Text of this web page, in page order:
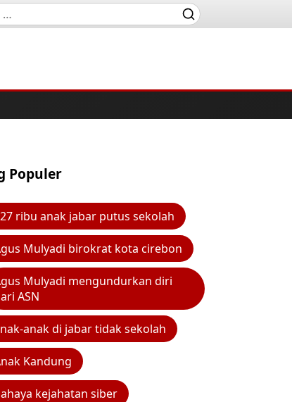
Populer
ribu anak jabar putus sekolah
Mulyadi birokrat kota cirebon
Mulyadi mengundurkan diri
ASN
anak di jabar tidak sekolah
Kandung
kejahatan siber